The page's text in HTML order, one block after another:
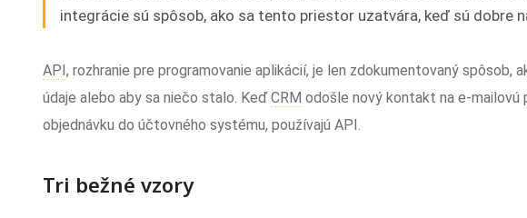
integrácie sú spôsob, ako sa tento priestor uzatvára, keď sú dobre
API, rozhranie pre programovanie aplikácií, je len zdokumentovaný
údaje alebo aby sa niečo stalo. KeďCRM odošle nový kontakt na e-
objednávku do účtovného systému, používajú API.
Tri bežné vzory